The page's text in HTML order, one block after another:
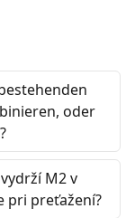
oder
M2 v
pri preťažení?